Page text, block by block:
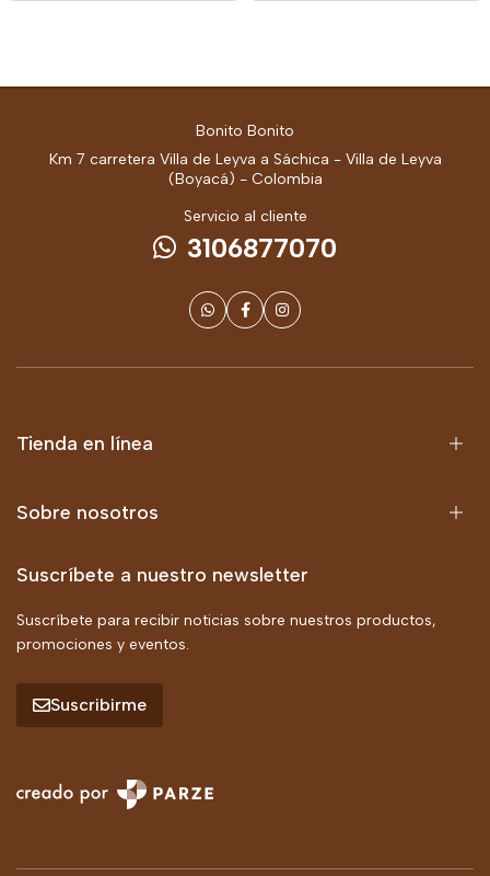
Bonito Bonito
Km 7 carretera Villa de Leyva a Sáchica - Villa de Leyva
(Boyacá) - Colombia
Servicio al cliente
3106877070
Tienda en línea
Sobre nosotros
Suscríbete a nuestro newsletter
Suscríbete para recibir noticias sobre nuestros productos,
promociones y eventos.
Suscribirme